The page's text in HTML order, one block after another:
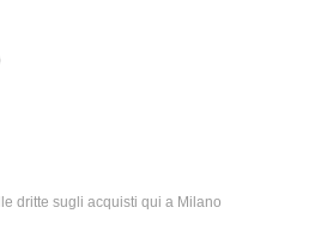
dritte sugli acquisti qui a Milano